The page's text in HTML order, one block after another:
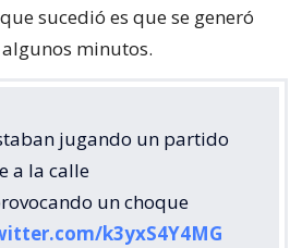
sucedió es que se generó
minutos.
jugando un partido
a la calle
un choque
k3yxS4Y4MG